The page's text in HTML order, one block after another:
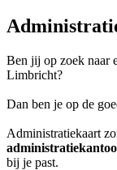
Ben jij op zoek naar
Limbricht?
Dan ben je op de
Administratiekaart
bij je past.